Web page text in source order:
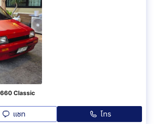
Classic
แชท โทร